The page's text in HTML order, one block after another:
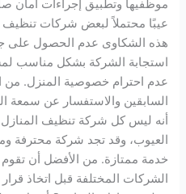
موظفيها وتطبيق إجراءات أمان
عيبًا محتملاً لبعض شركات تنظيف
هذه الشكاوى عدم الحصول على
استجابة الشركة بشكل مناسب
عدم احترام خصوصية المنزل. من
السابقين والاستفسار عن سمعة
أنه ليس كل شركة تنظيف المنازل
العيوب، وقد تجد شركة محترفة
خدمة ممتازة. من الأفضل أن تقوم
الشركات المختلفة قبل اتخاذ